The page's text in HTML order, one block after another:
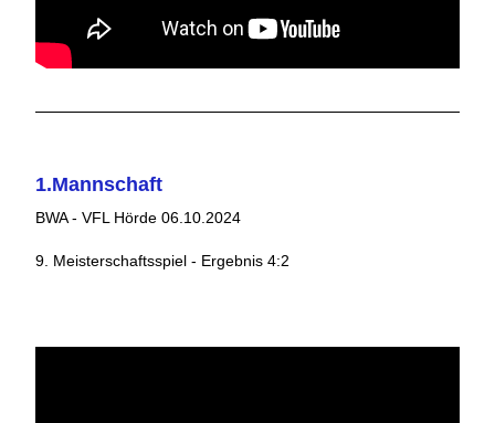
1.Mannschaft
BWA - VFL Hörde 06.10.2024
9. Meisterschaftsspiel - Ergebnis 4:2